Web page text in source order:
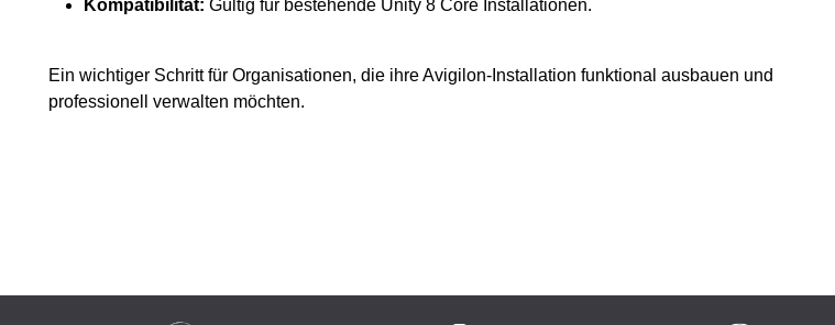
Kompatibilität: Gültig für bestehende Unity 8 Core Installationen.
Ein wichtiger Schritt für Organisationen, die ihre Avigilon-Installation funktional ausbauen und
professionell verwalten möchten.